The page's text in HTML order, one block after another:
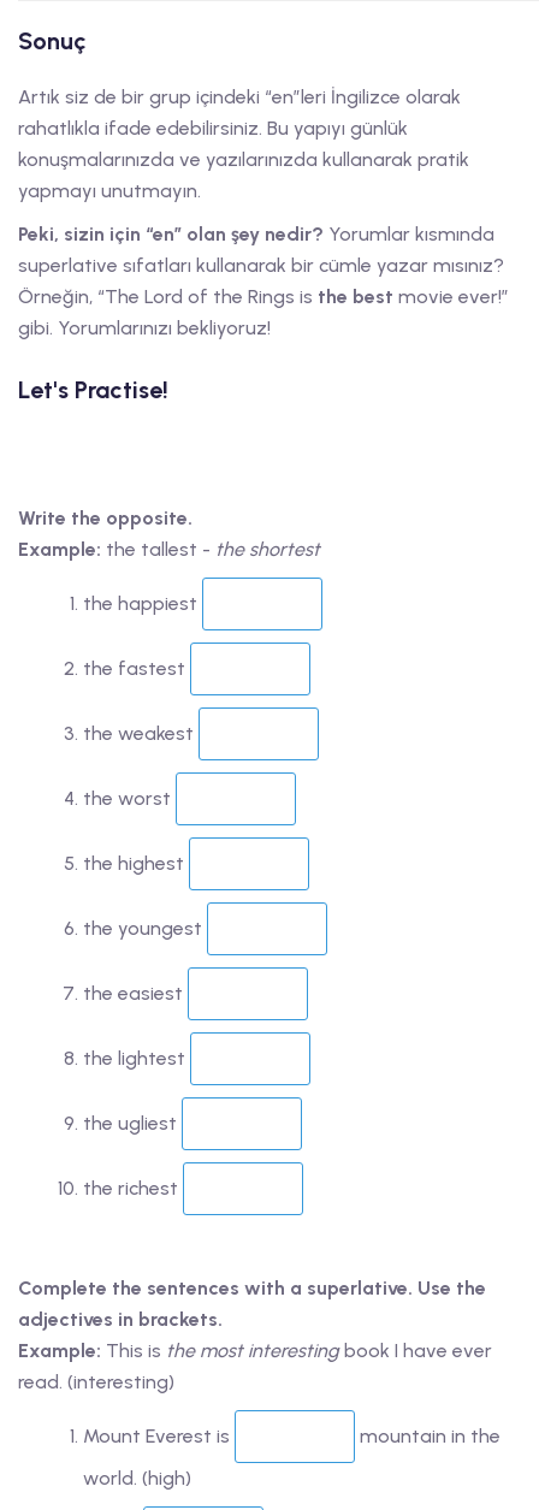
Sonuç
Artık siz de bir grup içindeki “en”leri İngilizce olarak
rahatlıkla ifade edebilirsiniz. Bu yapıyı günlük
konuşmalarınızda ve yazılarınızda kullanarak pratik
yapmayı unutmayın.
Peki, sizin için “en” olan şey nedir? Yorumlar kısmında
superlative sıfatları kullanarak bir cümle yazar mısınız?
Örneğin, “The Lord of the Rings is the best movie ever!”
gibi. Yorumlarınızı bekliyoruz!
Let's Practise!
Write the opposite.
Example: the tallest - the shortest
the happiest
the fastest
the weakest
the worst
the highest
the youngest
the easiest
the lightest
the ugliest
the richest
Complete the sentences with a superlative. Use the
adjectives in brackets.
Example: This is the most interestingbook I have ever
read. (interesting)
Mount Everest is
mountain in the
world. (high)